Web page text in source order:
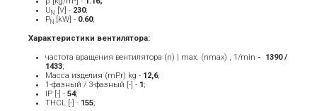
UN [V] - 230;
PN [kW] - 0.60;
Характеристики вентилятора:
частота вращения вентилятора (n) | max. (nmax) , 1/min - ­ 1390 /
1433;
Масса изделия (mPr) kg - 12,6;
1-фазный / 3-фазный [-] - 1;
IP [-] - 54;
THCL [-] - 155;